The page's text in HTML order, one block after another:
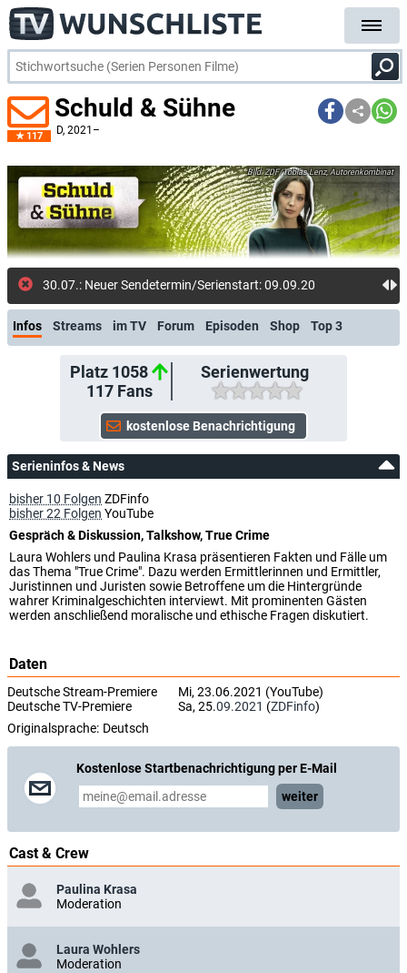
117
Schuld & Sühne
D, 2021–
ZDF/Tobias Lenz, Autorenkombinat
Infos Streams im TV Forum Episoden Shop Top 3
Platz 1058
117Fans
Serienwertung
Serieninfos & News
bisher 10 Folgen ZDFinfo
bisher 22 Folgen YouTube
Gespräch & Diskussion, Talkshow, True Crime
Laura Wohlers und Paulina Krasa präsentieren Fakten und Fälle um
das Thema "True Crime". Dazu werden Ermittlerinnen und Ermittler,
Juristinnen und Juristen sowie Betroffene um die Hintergründe
wahrer Kriminalgeschichten interviewt. Mit prominenten Gästen
werden anschließend moralische und ethische Fragen diskutiert.
Daten
Deutsche Stream-Premiere
Mi, 23.06.2021 (YouTube)
Deutsche TV-Premiere
Sa, 25.09.2021 (ZDFinfo)
Originalsprache: Deutsch
Kostenlose Startbenachrichtigung per E-Mail
weiter
Cast & Crew
Paulina Krasa
Moderation
Laura Wohlers
Moderation